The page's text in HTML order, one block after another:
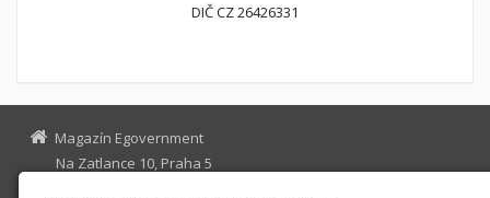
DIČ CZ 26426331
Magazín Egovernment
Na Zatlance 10, Praha 5